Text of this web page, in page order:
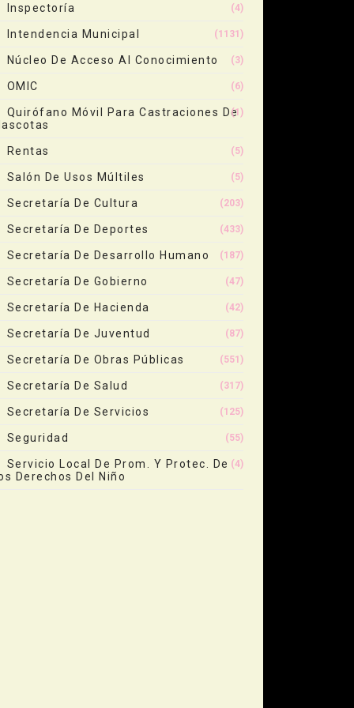
Inspectoría (4)
Intendencia Municipal (1131)
Núcleo De Acceso Al Conocimiento (3)
OMIC (6)
Quirófano Móvil Para Castraciones De(1)
Rentas (5)
Salón De Usos Múltiles (5)
Secretaría De Cultura (203)
Secretaría De Deportes (433)
Secretaría De Desarrollo Humano (187)
Secretaría De Gobierno (47)
Secretaría De Hacienda (42)
Secretaría De Juventud (87)
Secretaría De Obras Públicas (551)
Secretaría De Salud (317)
Secretaría De Servicios (125)
Seguridad (55)
Servicio Local De Prom. Y Protec. De
Derechos Del Niño
(4)